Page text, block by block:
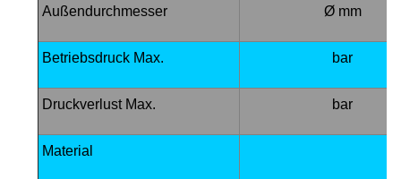
Außendurchmesser Ø mm
Betriebsdruck Max. bar
Druckverlust Max. bar
Material